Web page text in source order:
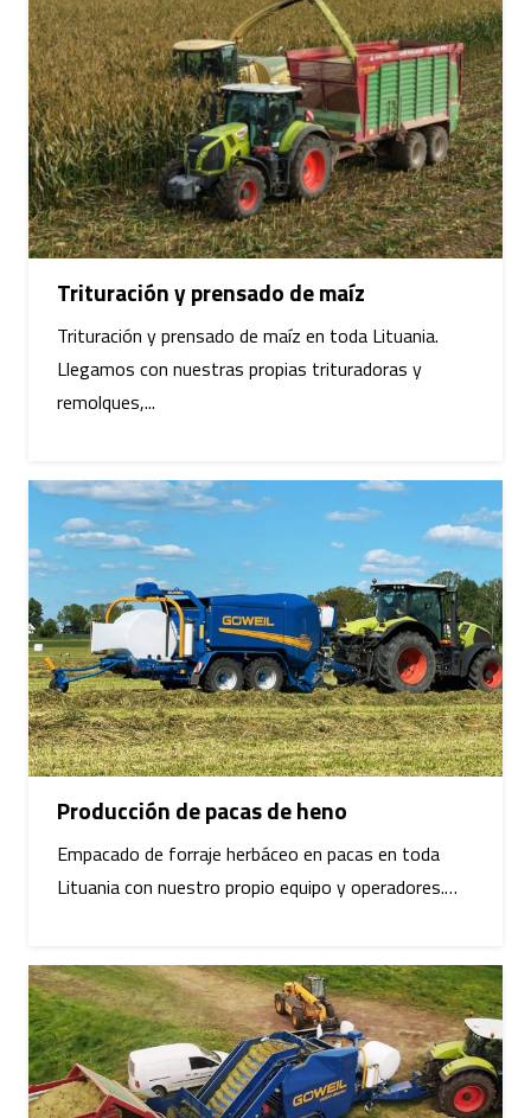
Trituración y prensado de maíz
Trituración y prensado de maíz en toda Lituania.
Llegamos con nuestras propias trituradoras y
remolques,...
Producción de pacas de heno
Empacado de forraje herbáceo en pacas en toda
Lituania con nuestro propio equipo y operadores.…